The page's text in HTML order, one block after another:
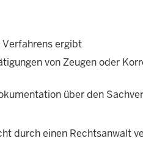
Verfahrens ergibt
von Zeugen oder
über den
durch einen Rechtsanwalt